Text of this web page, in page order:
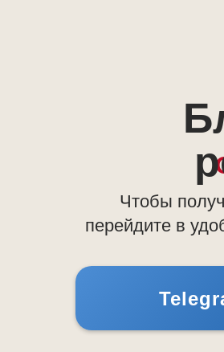
Чтобы
перейдите в